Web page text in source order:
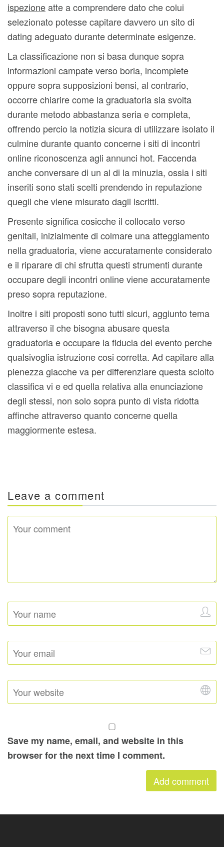
ispezioneatte a comprendere dato che colui
selezionato potesse capitare davvero un sito di
dating adeguato durante determinate esigenze.
La classificazione non si basa dunque sopra
informazioni campate verso boria, incomplete
oppure sopra supposizioni bensi, al contrario,
occorre chiarire come la graduatoria sia svolta
durante metodo abbastanza seria e completa,
offrendo percio la notizia sicura di utilizzare isolato il
culmine durante quanto concerne i siti di incontri
online riconoscenza agli annunci hot. Faccenda
anche conversare di un al di la minuzia, ossia i siti
inseriti sono stati scelti prendendo in reputazione
quegli che viene misurato dagli iscritti.
Presente significa cosicche il collocato verso
genitali, inizialmente di colmare una atteggiamento
nella graduatoria, viene accuratamente considerato
e il riparare di chi sfrutta questi strumenti durante
occupare degli incontri online viene accuratamente
preso sopra reputazione.
Inoltre i siti proposti sono tutti sicuri, aggiunto tema
attraverso il che bisogna abusare questa
graduatoria e occupare la fiducia del evento perche
qualsivoglia istruzione cosi corretta. Ad capitare alla
pienezza giacche va per differenziare questa sciolto
classifica vi e ed quella relativa alla enunciazione
degli stessi, non solo sopra punto di vista ridotta
affinche attraverso quanto concerne quella
maggiormente estesa.
Leave a comment
Save my name, email, and website in this
browser for the next time I comment.